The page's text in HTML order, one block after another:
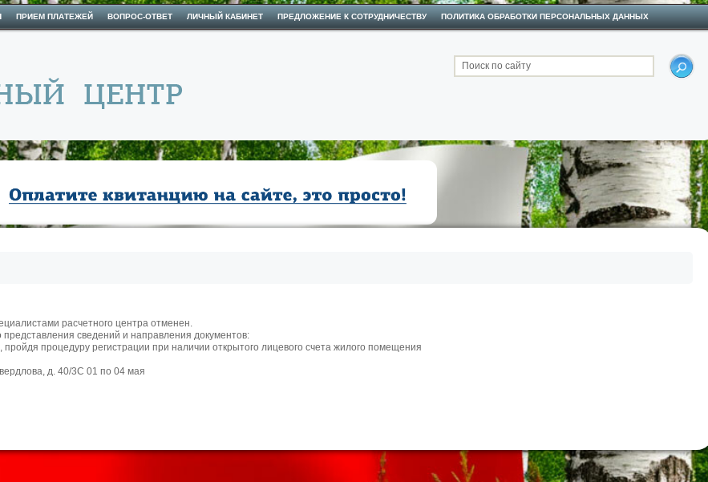
Поиск по сайту
ПРИЕМ ПЛАТЕЖЕЙ ВОПРОС-ОТВЕТ ЛИЧНЫЙ КАБИНЕТ ПРЕДЛОЖЕНИЕ К СОТРУДНИЧЕСТВУ ПОЛИТИКА ОБРАБОТКИ ПЕРСОНАЛЬНЫХ ДАННЫХ
расчетного центра отменен.
сведений и направления документов:
процедуру регистрации при наличии открытого лицевого счета жилого помещения
д. 40/3С 01 по 04 мая